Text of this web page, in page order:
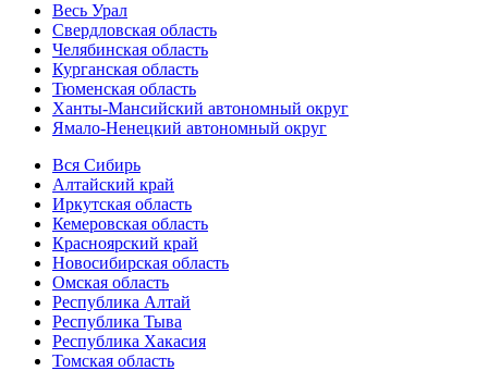
Весь Урал
Свердловская область
Челябинская область
Курганская область
Тюменская область
Ханты-Мансийский автономный округ
Ямало-Ненецкий автономный округ
Вся Сибирь
Алтайский край
Иркутская область
Кемеровская область
Красноярский край
Новосибирская область
Омская область
Республика Алтай
Республика Тыва
Республика Хакасия
Томская область